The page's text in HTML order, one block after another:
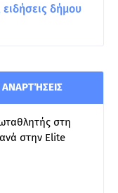
δήμου
στη
στην Elite